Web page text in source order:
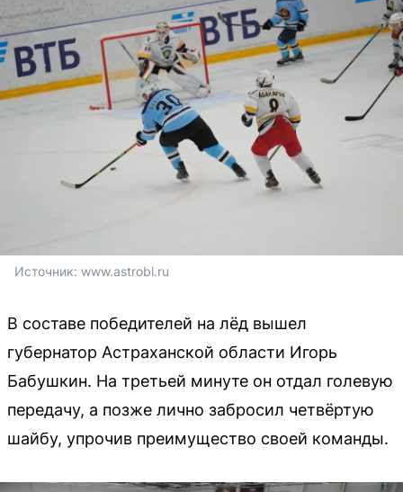
Источник: www.astrobl.ru
В составе победителей на лёд вышел
губернатор Астраханской области Игорь
Бабушкин. На третьей минуте он отдал голевую
передачу, а позже лично забросил четвёртую
шайбу, упрочив преимущество своей команды.